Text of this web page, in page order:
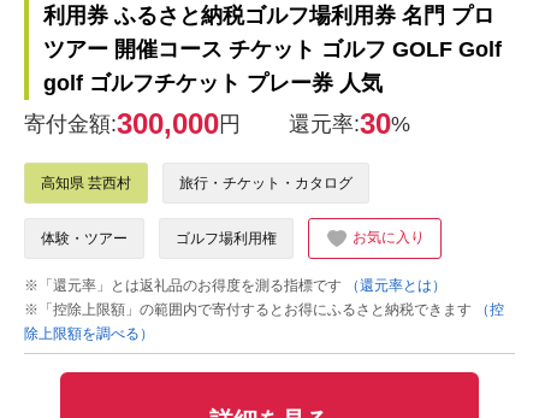
利用券 ふるさと納税ゴルフ場利用券 名門 プロ
ツアー 開催コース チケット ゴルフ GOLF Golf
golf ゴルフチケット プレー券 人気
寄付金額:300,000円 還元率:30%
高知県 芸西村 旅行・チケット・カタログ
体験・ツアー ゴルフ場利用権 お気に入り
※「還元率」とは返礼品のお得度を測る指標です
（還元率とは）
※「控除上限額」の範囲内で寄付するとお得にふるさと納税できます
（控
除上限額を調べる）